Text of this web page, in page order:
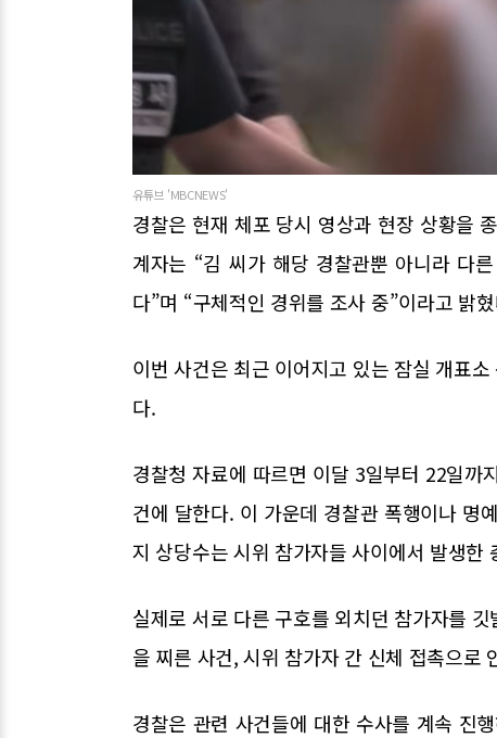
유튜브 'MBCNEWS'
경찰은 현재 체포 당시 영상과 현장 상황을
계자는 “김 씨가 해당 경찰관뿐 아니라 다
다”며 “구체적인 경위를 조사 중”이라고 밝
이번 사건은 최근 이어지고 있는 잠실 개표
다.
경찰청 자료에 따르면 이달 3일부터 22일까
건에 달한다. 이 가운데 경찰관 폭행이나 명
지 상당수는 시위 참가자들 사이에서 발생한
실제로 서로 다른 구호를 외치던 참가자를
을 찌른 사건, 시위 참가자 간 신체 접촉으로
경찰은 관련 사건들에 대한 수사를 계속 진